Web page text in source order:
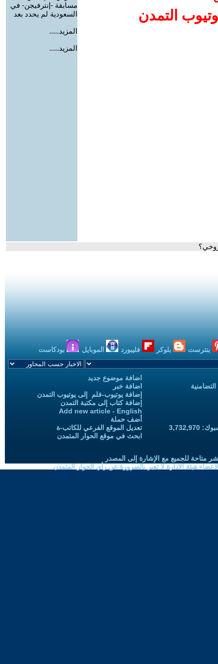
التمدن
مسابقة -إنترفيجن- في
السعودية لم يحدد بعد
المزيد.....
المزيد.....
بنترست بلوكر فليبورد الموبايل بودكاست
اضافة موضوع جديد
اضافة خبر
إضافة يوتيوب-فلم إلى يوتيوب التمدن
إضافة كتاب إلى مكتبة التمدن
Add new article - English
أضف حملة
تعديل الموقع الفرعي للكاتب-ة
ابحث في موقع الحوار المتمدن
متاحة للجميع مع الإشارة إلى المصدر
هيئة الادارة لا تعبر بالضرورة عن رأي الحوار المتمدن